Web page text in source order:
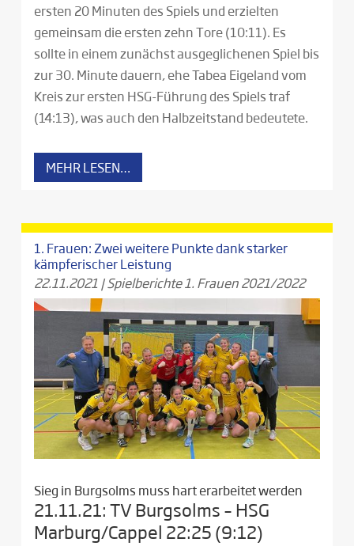
ersten 20 Minuten des Spiels und erzielten
gemeinsam die ersten zehn Tore (10:11). Es
sollte in einem zunächst ausgeglichenen Spiel bis
zur 30. Minute dauern, ehe Tabea Eigeland vom
Kreis zur ersten HSG-Führung des Spiels traf
(14:13), was auch den Halbzeitstand bedeutete.
MEHR LESEN…
1. Frauen: Zwei weitere Punkte dank starker
kämpferischer Leistung
22.11.2021 |Spielberichte 1. Frauen 2021/2022
Sieg in Burgsolms muss hart erarbeitet werden
21.11.21: TV Burgsolms – HSG
Marburg/Cappel 22:25 (9:12)